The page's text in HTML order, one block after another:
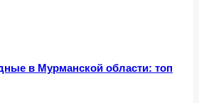
в Мурманской области: топ